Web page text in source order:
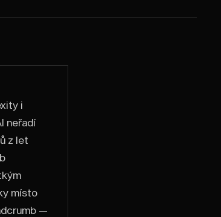
i
neřadí
z let
místo
—